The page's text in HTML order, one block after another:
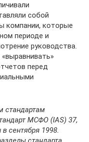
собой
компании, которые
периоде и
руководства.
перед
стандартам
МСФО (IAS) 37,
сентября 1998.